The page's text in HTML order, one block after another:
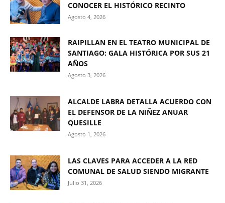
CONOCER EL HISTÓRICO RECINTO
Agosto 4, 2026
RAIPILLAN EN EL TEATRO MUNICIPAL DE
SANTIAGO: GALA HISTÓRICA POR SUS 21
AÑOS
Agosto 3, 2026
ALCALDE LABRA DETALLA ACUERDO CON
EL DEFENSOR DE LA NIÑEZ ANUAR
QUESILLE
Agosto 1, 2026
LAS CLAVES PARA ACCEDER A LA RED
COMUNAL DE SALUD SIENDO MIGRANTE
Julio 31, 2026